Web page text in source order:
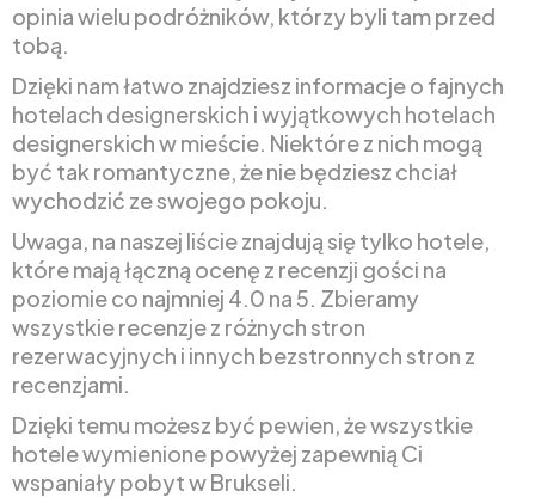
opinia wielu podróżników, którzy byli tam przed
tobą.
Dzięki nam łatwo znajdziesz informacje o fajnych
hotelach designerskich i wyjątkowych hotelach
designerskich w mieście. Niektóre z nich mogą
być tak romantyczne, że nie będziesz chciał
wychodzić ze swojego pokoju.
Uwaga, na naszej liście znajdują się tylko hotele,
które mają łączną ocenę z recenzji gości na
poziomie co najmniej 4.0 na 5. Zbieramy
wszystkie recenzje z różnych stron
rezerwacyjnych i innych bezstronnych stron z
recenzjami.
Dzięki temu możesz być pewien, że wszystkie
hotele wymienione powyżej zapewnią Ci
wspaniały pobyt w Brukseli.